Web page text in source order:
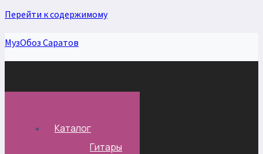
Перейти к содержимому
МузОбоз Саратов
Каталог
Гитары